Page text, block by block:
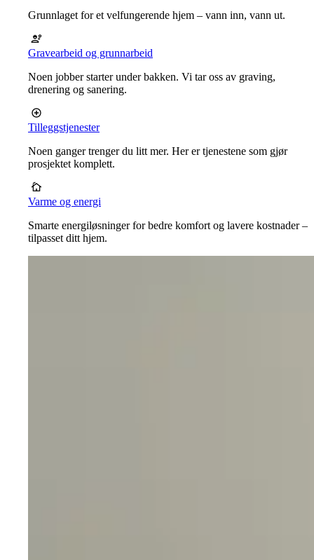
Grunnlaget for et velfungerende hjem – vann inn, vann ut.
Gravearbeid og grunnarbeid
Noen jobber starter under bakken. Vi tar oss av graving,
drenering og sanering.
Tilleggstjenester
Noen ganger trenger du litt mer. Her er tjenestene som gjør
prosjektet komplett.
Varme og energi
Smarte energiløsninger for bedre komfort og lavere kostnader –
tilpasset ditt hjem.